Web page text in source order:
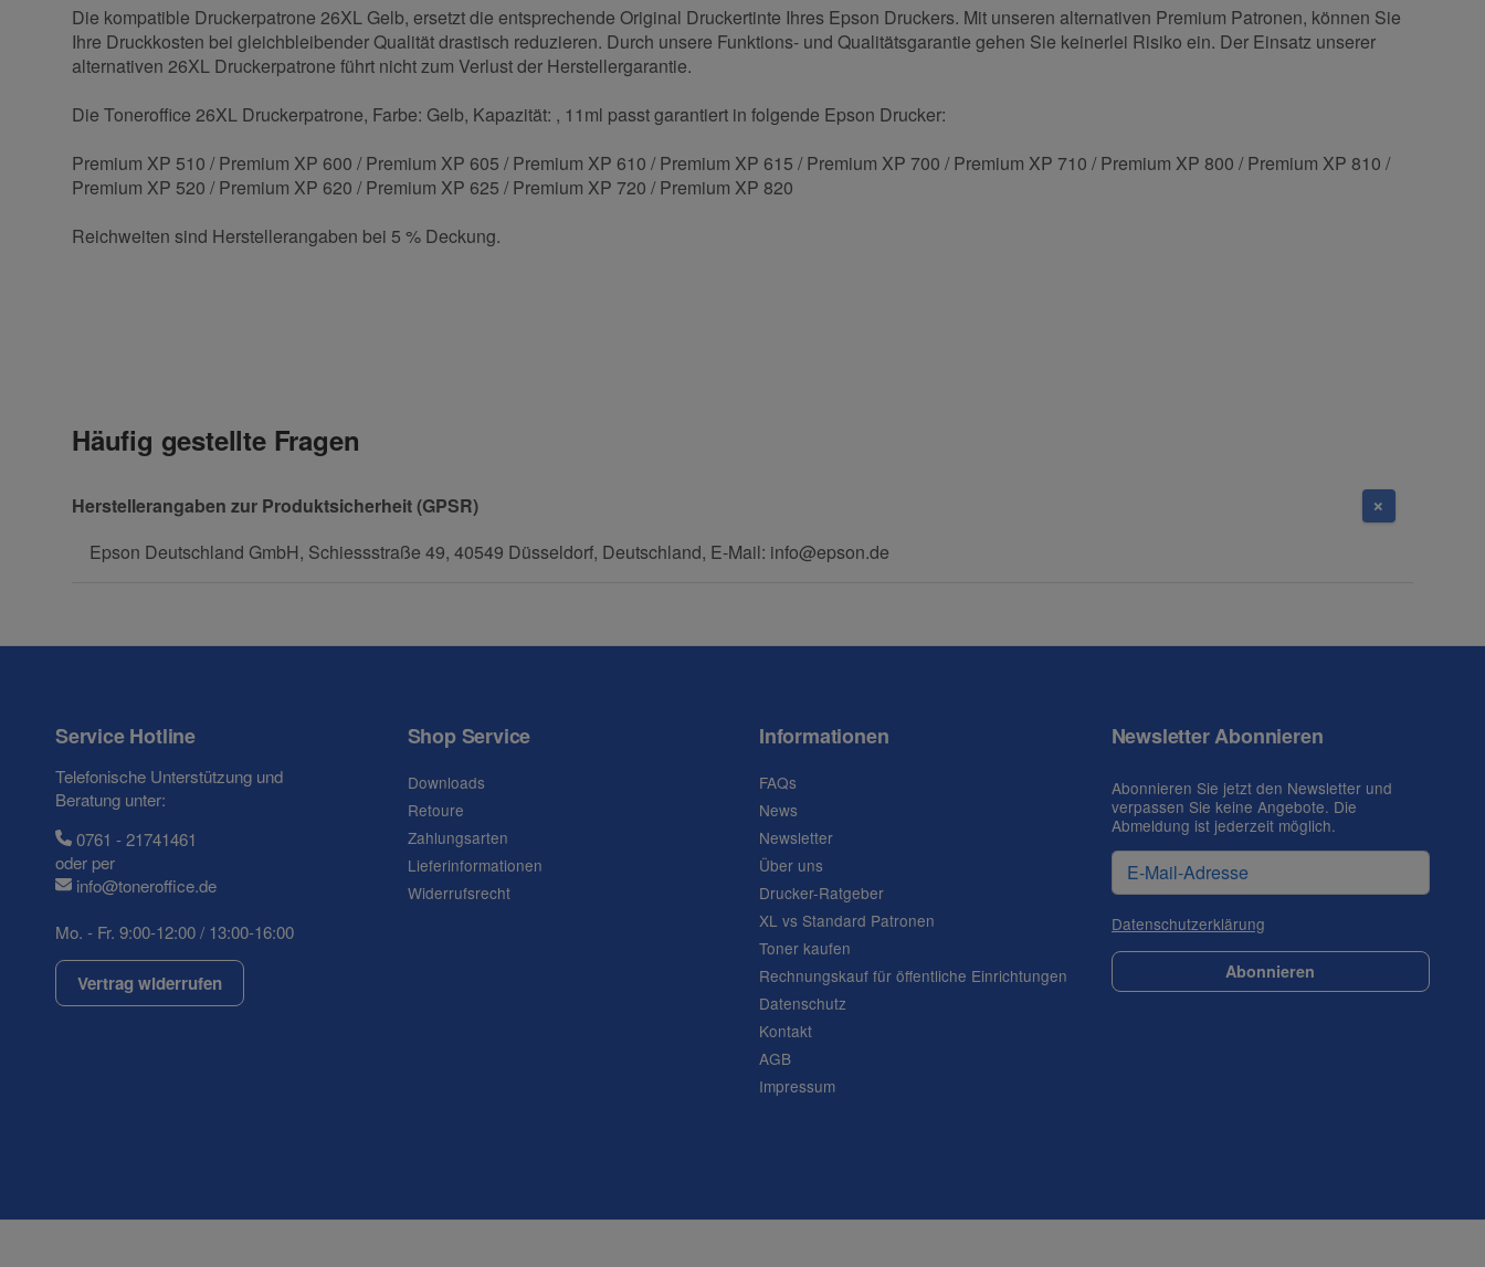
Die kompatible Druckerpatrone 26XL Gelb, ersetzt die entsprechende Original Druckertinte Ihres Epson Druckers. Mit unseren alternativen Premium Patronen, können Sie
Ihre Druckkosten bei gleichbleibender Qualität drastisch reduzieren. Durch unsere Funktions- und Qualitätsgarantie gehen Sie keinerlei Risiko ein. Der Einsatz unserer
alternativen 26XL Druckerpatrone führt nicht zum Verlust der Herstellergarantie.
Die Toneroffice 26XL Druckerpatrone, Farbe: Gelb, Kapazität: , 11ml passt garantiert in folgende Epson Drucker:
Premium XP 510 / Premium XP 600 / Premium XP 605 / Premium XP 610 / Premium XP 615 / Premium XP 700 / Premium XP 710 / Premium XP 800 / Premium XP 810 /
Premium XP 520 / Premium XP 620 / Premium XP 625 / Premium XP 720 / Premium XP 820
Reichweiten sind Herstellerangaben bei 5 % Deckung.
Fax
Häufig gestellte Fragen
Herstellerangaben zur Produktsicherheit (GPSR)
Epson Deutschland GmbH, Schiessstraße 49, 40549 Düsseldorf, Deutschland, E-Mail: info@epson.de
Service Hotline
Telefonische Unterstützung und
Beratung unter:
0761 - 21741461
oder per
info@toneroffice.de
Mo. - Fr. 9:00-12:00 / 13:00-16:00
Vertrag widerrufen
Shop Service
Downloads
Retoure
Zahlungsarten
Lieferinformationen
Widerrufsrecht
Informationen
FAQs
News
Newsletter
Über uns
Drucker-Ratgeber
XL vs Standard Patronen
Toner kaufen
Rechnungskauf für öffentliche Einrichtungen
Datenschutz
Kontakt
AGB
Impressum
Newsletter Abonnieren
Abonnieren Sie jetzt den Newsletter und
verpassen Sie keine Angebote. Die
Abmeldung ist jederzeit möglich.
Datenschutzerklärung
Abonnieren